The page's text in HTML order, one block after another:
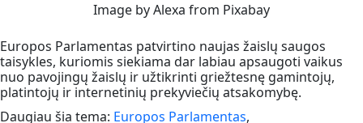
Image by Alexa from Pixabay
Europos Parlamentas patvirtino naujas žaislų saugos
taisykles, kuriomis siekiama dar labiau apsaugoti vaikus
nuo pavojingų žaislų ir užtikrinti griežtesnę gamintojų,
platintojų ir internetinių prekyviečių atsakomybę.
Daugiau šia tema: Europos Parlamentas,